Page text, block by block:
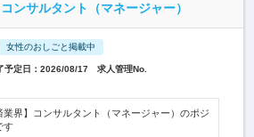
ンサルタント（マネージャー）
女性のおしごと掲載中
定日：2026/08/17 求人管理No.
業界】コンサルタント（マネージャー）のポジ
す